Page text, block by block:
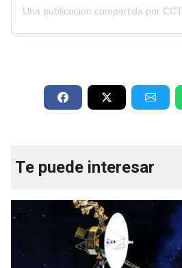
Te puede interesar